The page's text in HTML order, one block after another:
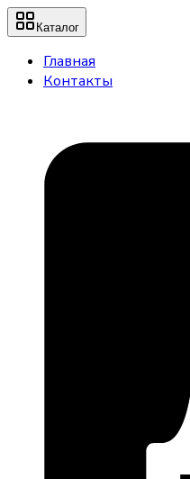
Каталог
Главная
Контакты